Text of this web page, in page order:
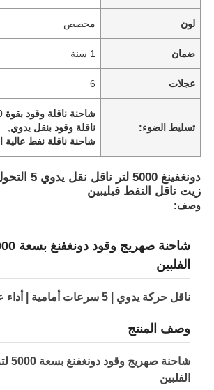
المنتجات
اتصل بنا
أخبار
جميع القضايا
طلب اقتباس
دبابة نصف مقطورة
لون مخصص
ضمان 1 سنة
عجلات 6
تسليط الضوء:
شاحنة ناقلة وقود بقوة 5000 لتر
ناقلة وقود بنقل يدوي
شاحنة ناقلة نفط عالية
دونغفينغ
زيت ناقل النفط فيليبين
وصف:
الفلبين
ناقل حركة يدوي | 5 سرعات أمامية | أداء عالٍ
وصف المنتج
الفلبين